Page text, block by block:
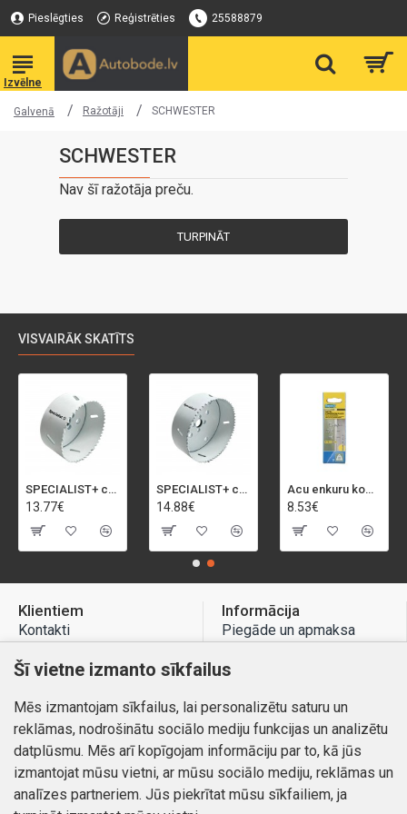
Pieslēgties Reģistrēties 25588879
Galvenā Ražotāji SCHWESTER
SCHWESTER
Nav šī ražotāja preču.
TURPINĀT
VISVAIRĀK SKATĪTS
SPECIALIST+ caurumu zāģis BI-METAL, 92 mm
13.77€
SPECIALIST+ caurumu zāģis BI-METAL, 98 mm
14.88€
Acu enkuru komplekts, 3-13 mm, Rapid, 12 gab.
8.53€
Klientiem
Kontakti
Preču atgriešana
Mans profils
Pasūtījumi
Informācija
Piegāde un apmaksa
Atteikuma tiesības
Kontakti
Šī vietne izmanto sīkfailus
Mēs izmantojam sīkfailus, lai personalizētu saturu un
reklāmas, nodrošinātu sociālo mediju funkcijas un analizētu
datplūsmu. Mēs arī kopīgojam informāciju par to, kā jūs
izmantojat mūsu vietni, ar mūsu sociālo mediju, reklāmas un
analīzes partneriem. Jūs piekrītat mūsu sīkfailiem, ja